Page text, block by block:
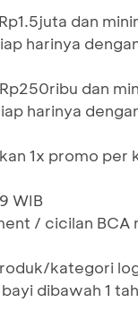
dan
harinya
dan
harinya
1x promo
WIB
/ cicilan BCA
kategori
dibawah 1